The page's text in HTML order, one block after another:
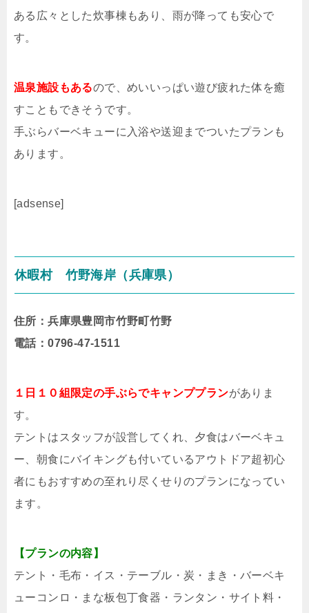
ある広々とした炊事棟もあり、雨が降っても安心で
す。
温泉施設もあるので、めいいっぱい遊び疲れた体を癒
すこともできそうです。
手ぶらバーベキューに入浴や送迎までついたプランも
あります。
[adsense]
休暇村 竹野海岸（兵庫県）
住所：兵庫県豊岡市竹野町竹野
電話：0796-47-1511
１日１０組限定の手ぶらでキャンププランがありま
す。
テントはスタッフが設営してくれ、夕食はバーベキュ
ー、朝食にバイキングも付いているアウトドア超初心
者にもおすすめの至れり尽くせりのプランになってい
ます。
【プランの内容】
テント・毛布・イス・テーブル・炭・まき・バーベキ
ューコンロ・まな板包丁食器・ランタン・サイト料・